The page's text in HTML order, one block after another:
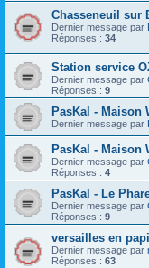
Chasseneuil sur
Dernier message par
Réponses : 34
Station service
Dernier message par
Réponses : 9
PasKal - Maison
Dernier message par
PasKal - Maison
Dernier message par
Réponses : 4
PasKal - Le
Dernier message par
Réponses : 9
versailles en
Dernier message par
Réponses : 63